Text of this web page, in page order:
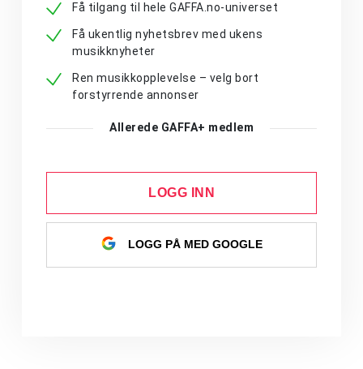
Få tilgang til hele GAFFA.no-universet
Få ukentlig nyhetsbrev med ukens
musikknyheter
Ren musikkopplevelse – velg bort
forstyrrende annonser
Allerede GAFFA+ medlem
LOGG INN
LOGG PÅ MED GOOGLE